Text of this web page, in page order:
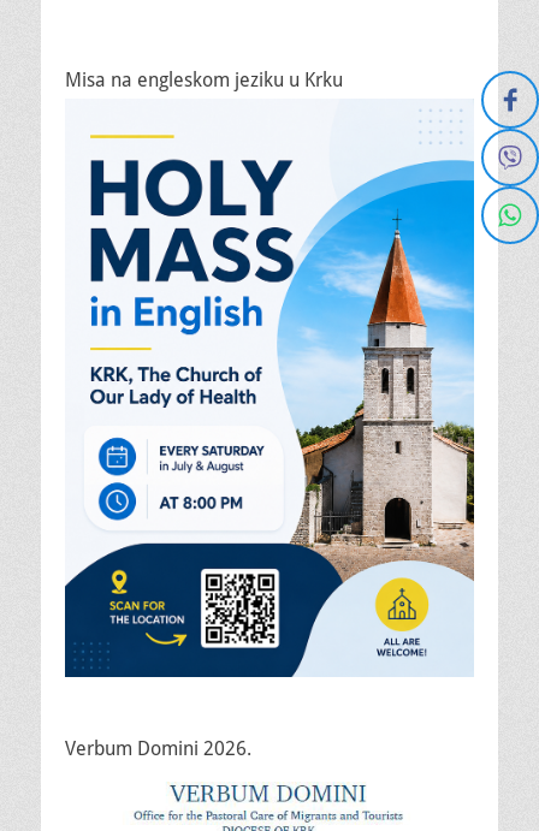
Misa na engleskom jeziku u Krku
Verbum Domini 2026.